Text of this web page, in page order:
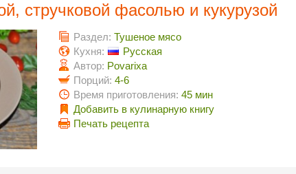
стручковой фасолью и кукурузой
Раздел: Тушеное мясо
Кухня:
Русская
Автор: Povarixa
Порций: 4-6
Время приготовления: 45 мин
Добавить в кулинарную книгу
Печать рецепта